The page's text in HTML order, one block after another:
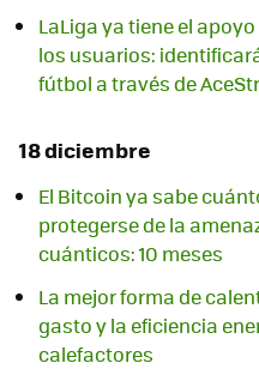
LaLiga ya tiene el
los usuarios:
fútbol a través de
18 diciembre
El Bitcoin ya sabe
protegerse de la
cuánticos: 10 meses
La mejor forma de
gasto y la eficiencia
calefactores